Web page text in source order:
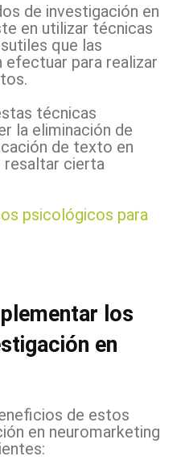
de investigación en
en utilizar técnicas
que las
efectuar para realizar
técnicas
la eliminación de
de texto en
resaltar cierta
psicológicos para
los
en
de estos
en neuromarketing